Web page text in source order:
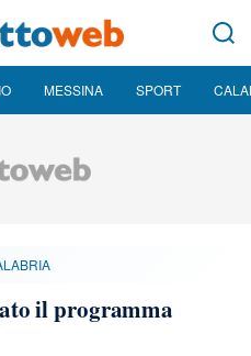
MESSINA SPORT
il programma